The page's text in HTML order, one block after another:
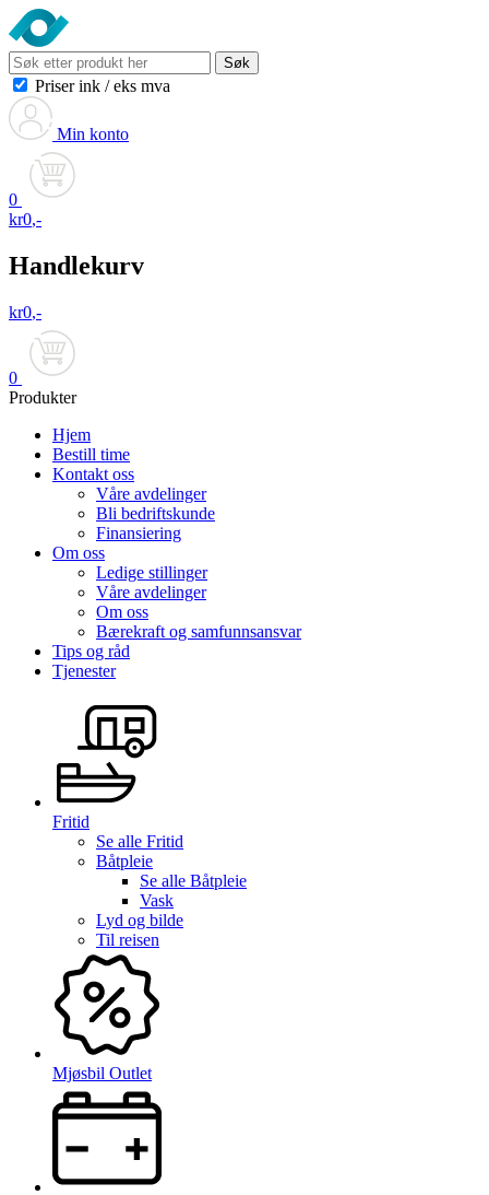
Søk
Priser ink / eks mva
Min konto
0
kr0,-
Handlekurv
kr0,-
0
Produkter
Hjem
Bestill time
Kontakt oss
Våre avdelinger
Bli bedriftskunde
Finansiering
Om oss
Ledige stillinger
Våre avdelinger
Om oss
Bærekraft og samfunnsansvar
Tips og råd
Tjenester
Fritid
Se alle Fritid
Båtpleie
Se alle Båtpleie
Vask
Lyd og bilde
Til reisen
Mjøsbil Outlet